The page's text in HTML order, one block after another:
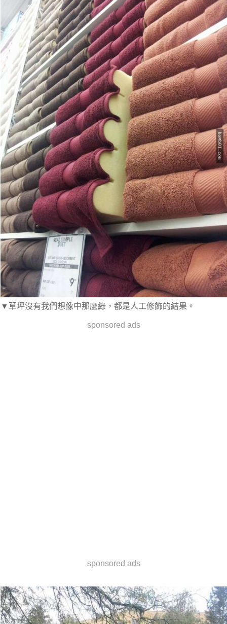
▼草坪沒有我們想像中那麼綠，都是人工修飾的結果。
sponsored ads
sponsored ads